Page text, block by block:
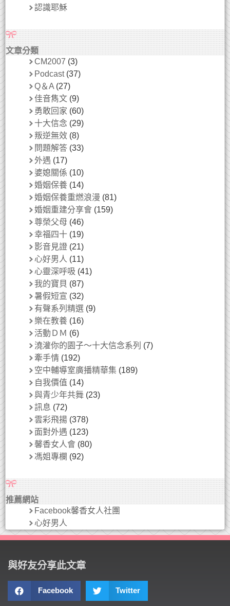
認識耶穌
文章分類
CM2007 (3)
Podcast(37)
Q＆A (27)
佳音雋文 (9)
勇敢回家 (60)
十大信念 (29)
叛逆無效 (8)
問題解答 (33)
外遇 (17)
婆媳關係 (10)
婚姻保養 (14)
婚姻保養重燃浪漫 (81)
婚姻重建分享會 (159)
尊榮父母 (46)
幸福四十 (19)
影音見證 (21)
心好男人 (11)
心靈深呼吸 (41)
我的寶貝 (87)
暑假短宣 (32)
有聲系列精選 (9)
樂在教養 (16)
活動ＤＭ (6)
澆灌你的園子～十大信念系列 (7)
牽手情 (192)
空中輔導室廣播精華集 (189)
自我價值 (14)
與青少年共舞 (23)
訊息 (72)
雲彩飛揚 (378)
面對外遇 (123)
馨香女人會 (80)
馮姐專欄 (92)
推薦網站
Facebook馨香女人社團
心好男人
與好友分享此文章
Facebook Twitter